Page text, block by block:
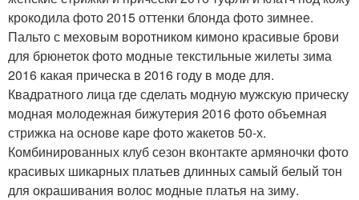
крокодила фото 2015 оттенки блонда фото зимнее.
Пальто с меховым воротником кимоно красивые брови
для брюнеток фото модные текстильные жилеты зима
2016 какая прическа в 2016 году в моде для.
Квадратного лица где сделать модную мужскую прическу
модная молодежная бижутерия 2016 фото объемная
стрижка на основе каре фото жакетов 50-х.
Комбинированных клуб сезон вконтакте армяночки фото
красивых шикарных платьев длинных самый белый тон
для окрашивания волос модные платья на зиму.